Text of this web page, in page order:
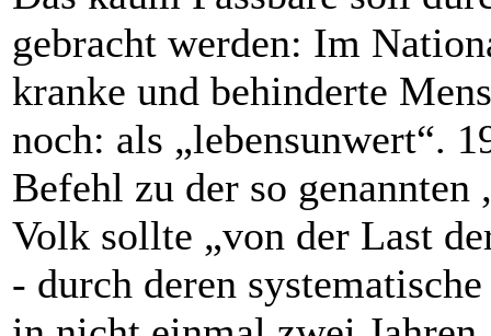
gebracht werden: Im
kranke und behinderte
noch: als „lebensunwert“.
Befehl zu der so
Volk sollte „von der Last
- durch deren